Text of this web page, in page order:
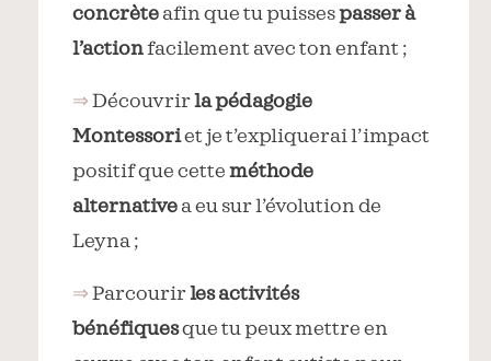
concrèteafin que tu puissespasser à
l’actionfacilement avec ton enfant ;
⇒Découvrirla pédagogie
Montessoriet je t’expliquerai l’impact
positif que cetteméthode
alternativea eu sur l’évolution de
Leyna ;
⇒Parcourirles activités
bénéfiquesque tu peux mettre en